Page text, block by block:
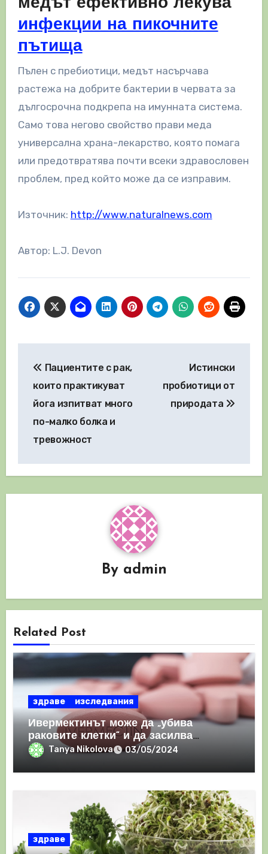
медът ефективно лекува
инфекции на пикочните
пътища
Пълен с пребиотици, медът насърчава
растежа на добрите бактерии в червата за
дългосрочна подкрепа на имунната система.
Само това негово свойство прави меда
универсална храна-лекарство, която помага
или предотвратява почти всеки здравословен
проблем, пред който може да се изправим.
Източник: http://www.naturalnews.com
Автор: L.J. Devon
Пациентите с рак,
които практикуват
йога изпитват много
по-малко болка и
тревожност
Истински
пробиотици от
природата
By admin
Related Post
здраве изследвания
Ивермектинът може да „убива
раковите клетки“ и да засилва
имунния отговор
Tanya Nikolova 03/05/2024
здраве